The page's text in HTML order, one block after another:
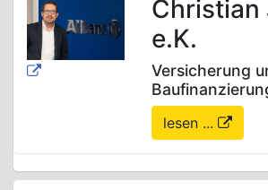
Christian
e.K.
Versicherung
lesen ...